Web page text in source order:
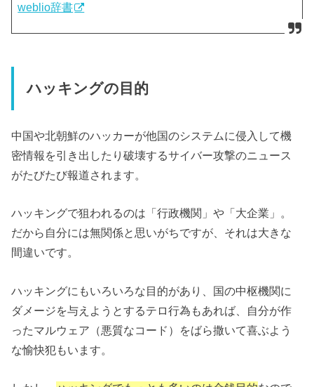
weblio辞書
ハッキングの目的
中国や北朝鮮のハッカーが他国のシステムに侵入して機
密情報を引き出したり破壊するサイバー攻撃のニュース
がたびたび報道されます。
ハッキングで狙われるのは「行政機関」や「大企業」。
だから自分には無関係と思いがちですが、それは大きな
間違いです。
ハッキングにもいろいろな目的があり、国の中枢機関に
ダメージを与えようとするテロ行為もあれば、自分が作
ったマルウェア（悪質なコード）をばら撒いて喜ぶよう
な愉快犯もいます。